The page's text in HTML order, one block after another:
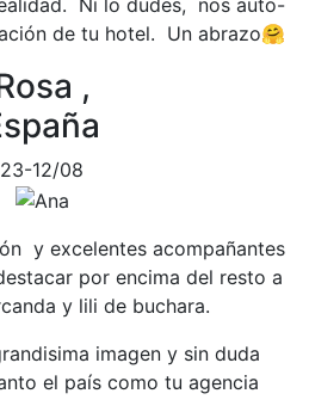
Ni lo dudes, nos auto-
de tu hotel. Un abrazo🤗
,
23-12/08
y excelentes acompañantes
por encima del resto a
y lili de buchara.
imagen y sin duda
el país como tu agencia